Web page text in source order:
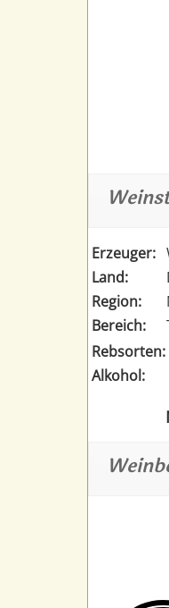
Erzeuger:
Land:
Region:
Bereich:
Rebsorten:
Alkohol: